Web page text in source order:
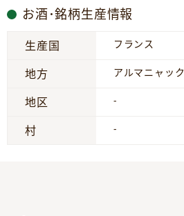
お酒･銘柄生産情報
生産国 フランス
地方 アルマニャック
地区 -
村 -